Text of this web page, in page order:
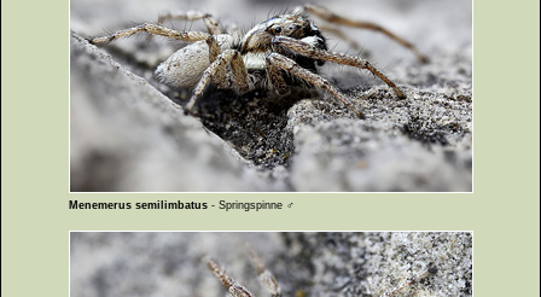
Menemerus semilimbatus- Springspinne ♂